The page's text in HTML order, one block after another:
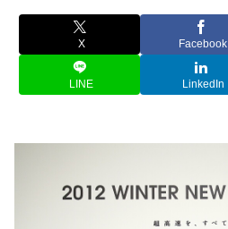
X Facebook
LINE LinkedIn